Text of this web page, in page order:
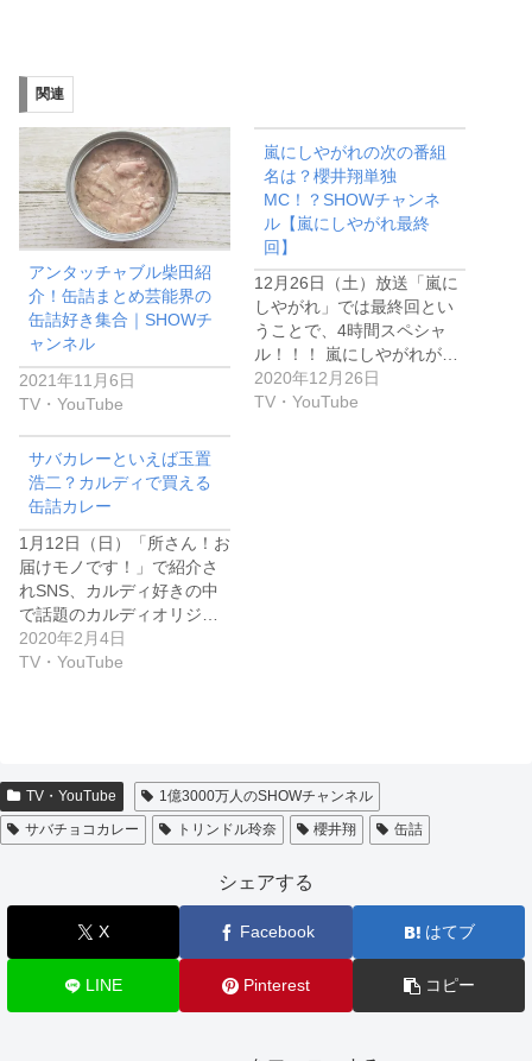
関連
アンタッチャブル柴田紹
介！缶詰まとめ芸能界の
缶詰好き集合｜SHOWチ
ャンネル
2021年11月6日
TV・YouTube
嵐にしやがれの次の番組
名は？櫻井翔単独
MC！？SHOWチャンネ
ル【嵐にしやがれ最終
回】
12月26日（土）放送「嵐に
しやがれ」では最終回とい
うことで、4時間スペシャ
ル！！！ 嵐にしやがれが…
2020年12月26日
TV・YouTube
サバカレーといえば玉置
浩二？カルディで買える
缶詰カレー
1月12日（日）「所さん！お
届けモノです！」で紹介さ
れSNS、カルディ好きの中
で話題のカルディオリジ…
2020年2月4日
TV・YouTube
TV・YouTube
1億3000万人のSHOWチャンネル
サバチョコカレー
トリンドル玲奈 櫻井翔 缶詰
シェアする
X Facebook はてブ
LINE Pinterest コピー